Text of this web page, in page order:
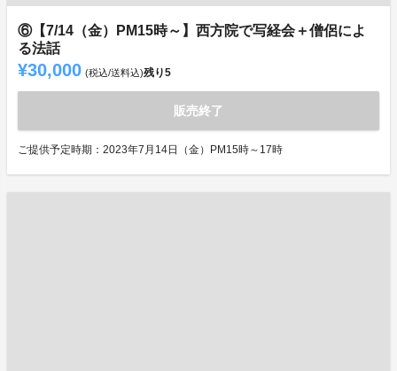
⑥【7/14（金）PM15時～】西方院で写経会＋僧侶によ
る法話
¥30,000 (税込/送料込)残り5
販売終了
ご提供予定時期：2023年7月14日（金）PM15時～17時